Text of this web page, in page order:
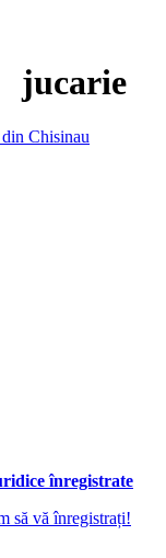
jucarie
Chisinau
înregistrate
să vă înregistrați!